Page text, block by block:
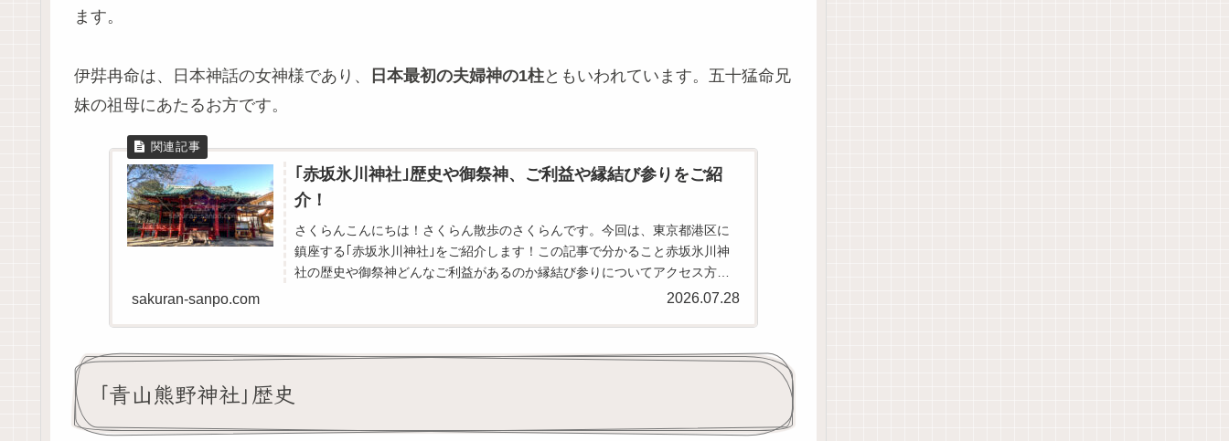
ます。
伊弉冉命は、日本神話の女神様であり、 日本最初の夫婦神の1柱ともいわれています。五十猛命兄
妹の祖母にあたるお方です。
｢赤坂氷川神社｣歴史や御祭神、ご利益や縁結び参りをご紹
介！
さくらんこんにちは！さくらん散歩のさくらんです。今回は、東京都港区に
鎮座する｢赤坂氷川神社｣をご紹介します！この記事で分かること赤坂氷川神
社の歴史や御祭神どんなご利益があるのか縁結び参りについてアクセス方法
sakuran-sanpo.com 2026.07.28
｢青山熊野神社｣歴史